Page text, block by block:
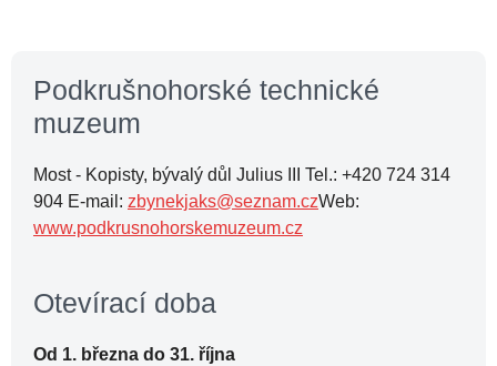
Podkrušnohorské technické
muzeum
Most - Kopisty, bývalý důl Julius III Tel.: +420 724 314
904 E-mail: zbynekjaks@seznam.czWeb:
www.podkrusnohorskemuzeum.cz
Otevírací doba
Od 1. března do 31. října